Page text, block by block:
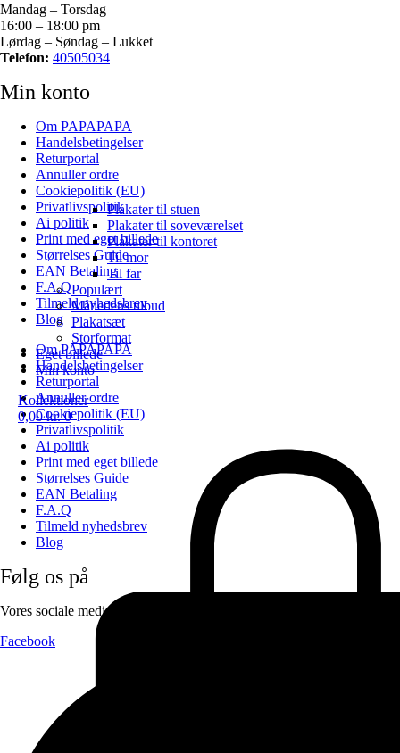
Plakater til stuen
Plakater til soveværelset
Plakater til kontoret
Til mor
Til far
Populært
Månedens tilbud
Plakatsæt
Storformat
Eget billede
Min konto
Kollektioner
0,00kr. 0
Mandag – Torsdag
16:00 – 18:00 pm
Lørdag – Søndag – Lukket
Telefon: 40505034
Min konto
Om PAPAPAPA
Handelsbetingelser
Returportal
Annuller ordre
Cookiepolitik (EU)
Privatlivspolitik
Ai politik
Print med eget billede
Størrelses Guide
EAN Betaling
F.A.Q
Tilmeld nyhedsbrev
Blog
Om PAPAPAPA
Handelsbetingelser
Returportal
Annuller ordre
Cookiepolitik (EU)
Privatlivspolitik
Ai politik
Print med eget billede
Størrelses Guide
EAN Betaling
F.A.Q
Tilmeld nyhedsbrev
Blog
Følg os på
Vores sociale medier:
Facebook